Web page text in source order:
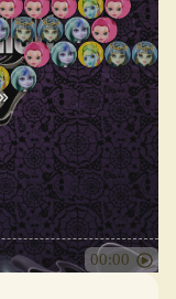
00:00